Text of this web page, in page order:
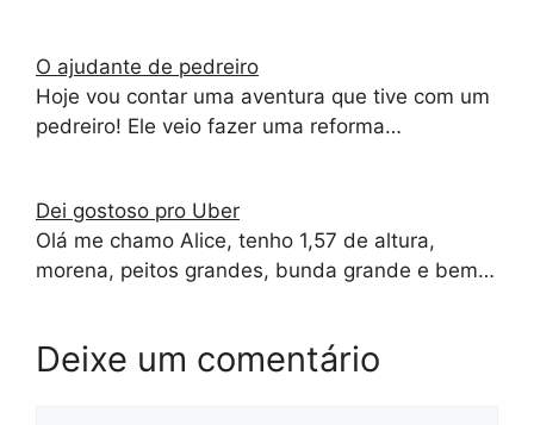
O ajudante de pedreiro
Hoje vou contar uma aventura que tive com um
pedreiro! Ele veio fazer uma reforma…
Dei gostoso pro Uber
Olá me chamo Alice, tenho 1,57 de altura,
morena, peitos grandes, bunda grande e bem…
Deixe um comentário